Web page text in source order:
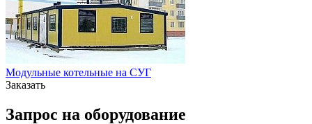
Модульные котельные на СУГ
Заказать
Запрос на оборудование